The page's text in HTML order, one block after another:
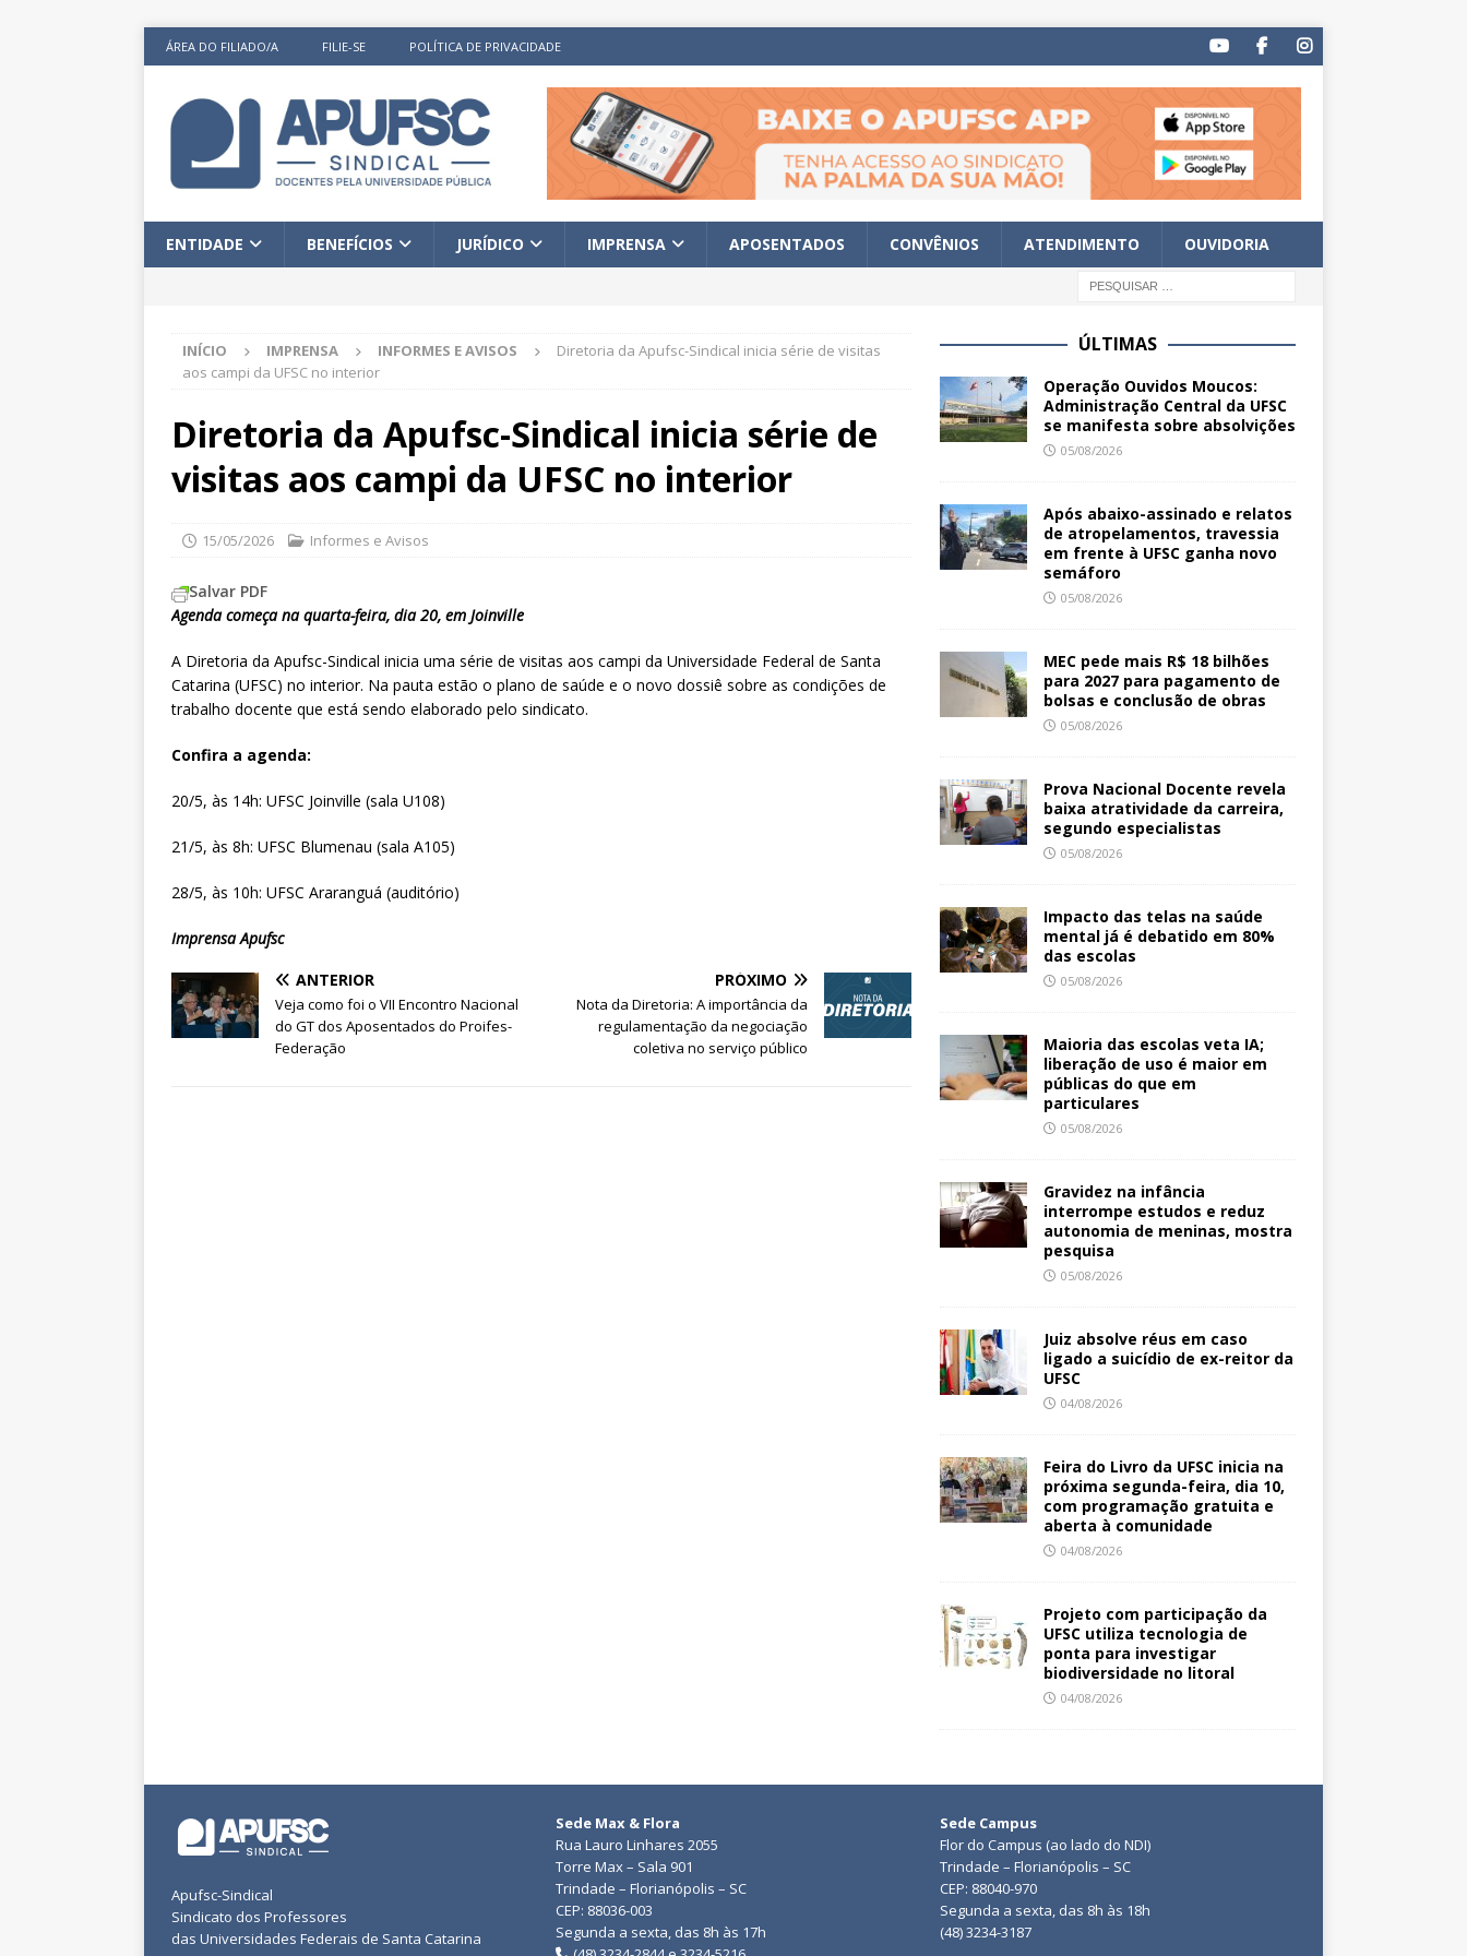
ÁREA DO FILIADO/A FILIE-SE POLÍTICA DE PRIVACIDADE
ENTIDADE BENEFÍCIOS JURÍDICO IMPRENSA APOSENTADOS CONVÊNIOS ATENDIMENTO OUVIDORIA
INÍCIO IMPRENSA INFORMES E AVISOS
Diretoria da Apufsc-Sindical inicia série de visitas
aos campi da UFSC no interior
Diretoria da Apufsc-Sindical inicia série de
visitas aos campi da UFSC no interior
15/05/2026 Informes e Avisos
Salvar PDF
Agenda começa na quarta-feira, dia 20, em Joinville
A Diretoria da Apufsc-Sindical inicia uma série de visitas aos campi da Universidade Federal de Santa
Catarina (UFSC) no interior. Na pauta estão o plano de saúde e o novo dossiê sobre as condições de
trabalho docente que está sendo elaborado pelo sindicato.
Confira a agenda:
20/5, às 14h: UFSC Joinville (sala U108)
21/5, às 8h: UFSC Blumenau (sala A105)
28/5, às 10h: UFSC Araranguá (auditório)
Imprensa Apufsc
ANTERIOR
Veja como foi o VII Encontro Nacional
do GT dos Aposentados do Proifes-
Federação
PRÓXIMO
Nota da Diretoria: A importância da
regulamentação da negociação
coletiva no serviço público
ÚLTIMAS
Operação Ouvidos Moucos:
Administração Central da UFSC
se manifesta sobre absolvições
05/08/2026
Após abaixo-assinado e relatos
de atropelamentos, travessia
em frente à UFSC ganha novo
semáforo
05/08/2026
MEC pede mais R$ 18 bilhões
para 2027 para pagamento de
bolsas e conclusão de obras
05/08/2026
Prova Nacional Docente revela
baixa atratividade da carreira,
segundo especialistas
05/08/2026
Impacto das telas na saúde
mental já é debatido em 80%
das escolas
05/08/2026
Maioria das escolas veta IA;
liberação de uso é maior em
públicas do que em
particulares
05/08/2026
Gravidez na infância
interrompe estudos e reduz
autonomia de meninas, mostra
pesquisa
05/08/2026
Juiz absolve réus em caso
ligado a suicídio de ex-reitor da
UFSC
04/08/2026
Feira do Livro da UFSC inicia na
próxima segunda-feira, dia 10,
com programação gratuita e
aberta à comunidade
04/08/2026
Projeto com participação da
UFSC utiliza tecnologia de
ponta para investigar
biodiversidade no litoral
04/08/2026
Apufsc-Sindical
Sindicato dos Professores
das Universidades Federais de Santa Catarina
Sede Max & Flora
Rua Lauro Linhares 2055
Torre Max – Sala 901
Trindade – Florianópolis – SC
CEP: 88036-003
Segunda a sexta, das 8h às 17h
Sede Campus
Flor do Campus (ao lado do NDI)
Trindade – Florianópolis – SC
CEP: 88040-970
Segunda a sexta, das 8h às 18h
(48) 3234-3187